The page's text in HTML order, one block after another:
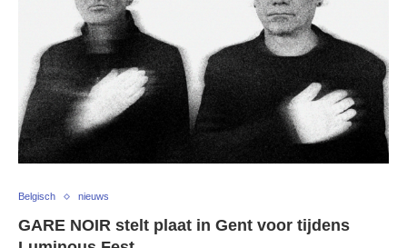
Belgisch nieuws
GARE NOIR stelt plaat in Gent voor tijdens